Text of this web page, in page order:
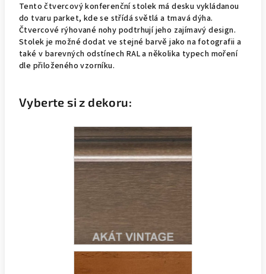
Tento čtvercový konferenční stolek má desku vykládanou
do tvaru parket, kde se střídá světlá a tmavá dýha.
Čtvercové rýhované nohy podtrhují jeho zajímavý design.
Stolek je možné dodat ve stejné barvě jako na fotografii a
také v barevných odstínech RAL a několika typech moření
dle přiloženého vzorníku.
Vyberte si z dekoru: